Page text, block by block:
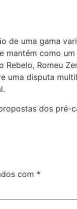
de uma gama
como
Romeu
uma disputa
dos pré-
com *